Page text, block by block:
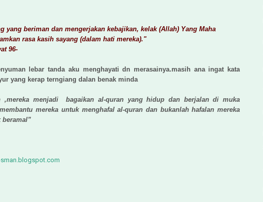
yang beriman dan mengerjakan kebajikan, kelak (Allah) Yang Maha
rasa kasih sayang (dalam hati mereka)."
96-
lebar tanda aku menghayati dn merasainya.masih ana ingat kata
yang kerap terngiang dalan benak minda
,mereka menjadi bagaikan al-quran yang hidup dan berjalan di muka
mereka untuk menghafal al-quran dan bukanlah hafalan mereka
beramal”